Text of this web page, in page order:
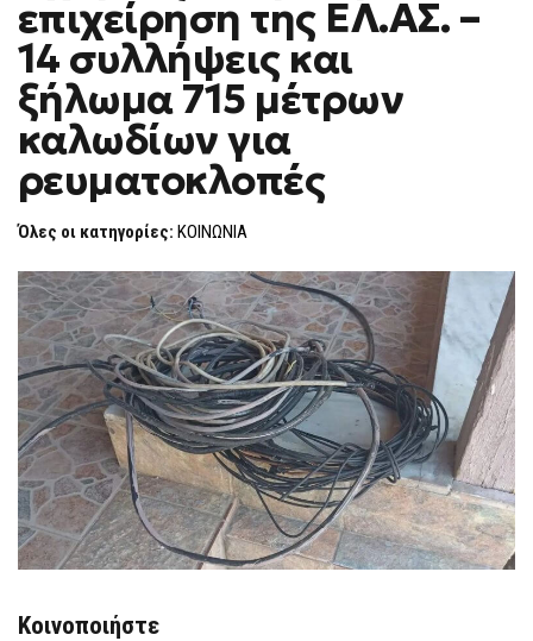
ΤΗΣ
ΕΛ.ΑΣ.
–
14
ΣΥΛΛΉΨΕΙΣ
ΚΑΙ
ΞΉΛΩΜΑ
715
ΜΈΤΡΩΝ
ΚΑΛΩΔΊΩΝ
ΓΙΑ
επιχείρηση της ΕΛ.ΑΣ. –
14 συλλήψεις και
ξήλωμα 715 μέτρων
καλωδίων για
ρευματοκλοπές
Όλες οι κατηγορίες: ΚΟΙΝΩΝΙΑ
Κοινοποιήστε